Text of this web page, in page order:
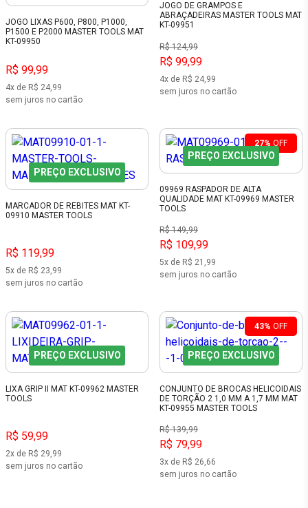
JOGO LIXAS P600, P800, P1000,
P1500 E P2000 MASTER TOOLS MAT
KT-09950
R$ 99,99
4x de R$ 24,99
sem juros no cartão
JOGO DE GRAMPOS E
ABRAÇADEIRAS MASTER TOOLS MAT
KT-09951
R$ 124,99
R$ 99,99
4x de R$ 24,99
sem juros no cartão
PREÇO EXCLUSIVO
MARCADOR DE REBITES MAT KT-
09910 MASTER TOOLS
R$ 119,99
5x de R$ 23,99
sem juros no cartão
27% OFF
PREÇO EXCLUSIVO
09969 RASPADOR DE ALTA
QUALIDADE MAT KT-09969 MASTER
TOOLS
R$ 149,99
R$ 109,99
5x de R$ 21,99
sem juros no cartão
PREÇO EXCLUSIVO
LIXA GRIP II MAT KT-09962 MASTER
TOOLS
R$ 59,99
2x de R$ 29,99
sem juros no cartão
43% OFF
PREÇO EXCLUSIVO
CONJUNTO DE BROCAS HELICOIDAIS
DE TORÇÃO 2 1,0 MM A 1,7 MM MAT
KT-09955 MASTER TOOLS
R$ 139,99
R$ 79,99
3x de R$ 26,66
sem juros no cartão